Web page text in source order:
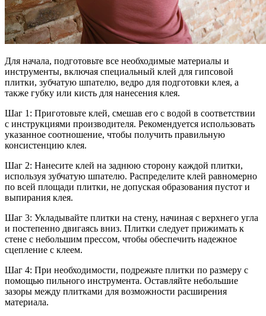
Для начала, подготовьте все необходимые материалы и
инструменты, включая специальный клей для гипсовой
плитки, зубчатую шпателю, ведро для подготовки клея, а
также губку или кисть для нанесения клея.
Шаг 1: Приготовьте клей, смешав его с водой в соответствии
с инструкциями производителя. Рекомендуется использовать
указанное соотношение, чтобы получить правильную
консистенцию клея.
Шаг 2: Нанесите клей на заднюю сторону каждой плитки,
используя зубчатую шпателю. Распределите клей равномерно
по всей площади плитки, не допуская образования пустот и
выпирания клея.
Шаг 3: Укладывайте плитки на стену, начиная с верхнего угла
и постепенно двигаясь вниз. Плитки следует прижимать к
стене с небольшим прессом, чтобы обеспечить надежное
сцепление с клеем.
Шаг 4: При необходимости, подрежьте плитки по размеру с
помощью пильного инструмента. Оставляйте небольшие
зазоры между плитками для возможности расширения
материала.